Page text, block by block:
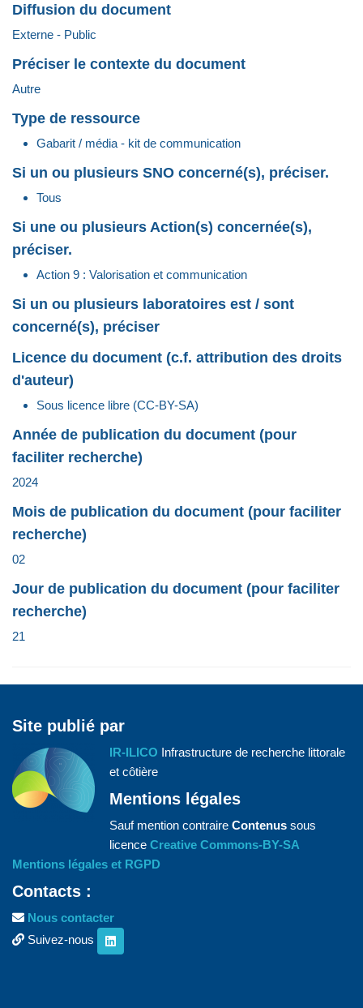
Diffusion du document
Externe - Public
Préciser le contexte du document
Autre
Type de ressource
Gabarit / média - kit de communication
Si un ou plusieurs SNO concerné(s), préciser.
Tous
Si une ou plusieurs Action(s) concernée(s),
préciser.
Action 9 : Valorisation et communication
Si un ou plusieurs laboratoires est / sont
concerné(s), préciser
Licence du document (c.f. attribution des droits
d'auteur)
Sous licence libre (CC-BY-SA)
Année de publication du document (pour
faciliter recherche)
2024
Mois de publication du document (pour faciliter
recherche)
02
Jour de publication du document (pour faciliter
recherche)
21
Site publié par
IR-ILICO Infrastructure de recherche littorale
et côtière
Mentions légales
Sauf mention contraire Contenus sous
licence Creative Commons-BY-SA
Mentions légales et RGPD
Contacts :
Nous contacter
Suivez-nous